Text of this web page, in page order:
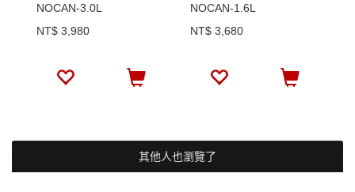
NOCAN-3.0L
NT$ 3,980
NOCAN-1.6L
NT$ 3,680
其他人也瀏覽了